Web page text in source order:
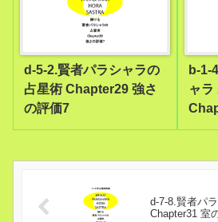
d-5-2.賢者パラシャラの
占星術 Chapter29 強さ
の評価7
b-1-
ャラ
d-7-8.賢者パ
Chapter31 室